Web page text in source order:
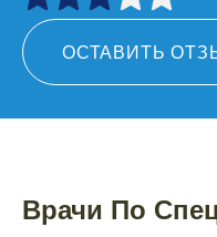
ОСТАВИТЬ
Врачи По